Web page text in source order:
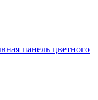
панель цветного